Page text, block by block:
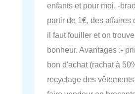
enfants et pour moi. -
partir de 1€, des affaires
il faut fouiller et on
bonheur. Avantages :-
bon d'achat (rachat à
recyclage des